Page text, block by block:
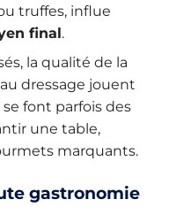
truffes, influe
final.
la qualité de la
dressage jouent
se font parfois des
une table,
marquants.
gastronomie